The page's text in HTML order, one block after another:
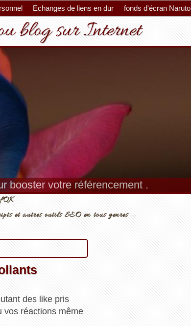
Echanges de liens en dur fonds d'écran Naruto
blog sur Internet
booster votre référencement .
et autres outils SEO en tous genres ...
des like pris
vos réactions même